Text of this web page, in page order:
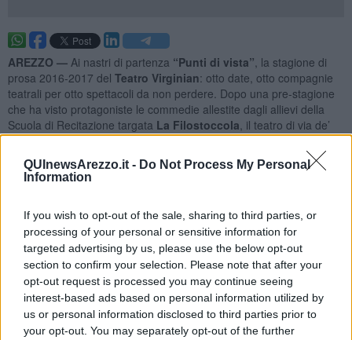
QUInewsArezzo.it - Do Not Process My Personal
Information
If you wish to opt-out of the sale, sharing to third parties, or
processing of your personal or sensitive information for
targeted advertising by us, please use the below opt-out
section to confirm your selection. Please note that after your
opt-out request is processed you may continue seeing
interest-based ads based on personal information utilized by
us or personal information disclosed to third parties prior to
your opt-out. You may separately opt-out of the further
AREZZO — Ai nastri di partenza “Punti di vista” , la stagione di
prosa 2016-2017 del Teatro Virginian: otto date, otto compagnie
teatrali per otto spettacoli da non perdere. Dopo una pre-stagione
che ha visto protagoniste le commedie allestite dagli allievi della
Scuola di Recitazione targata La Filostoccola , il teatro di via de’
Redi 12, riapre ufficialmente i battenti con una nuova proposta
culturale fresca, originale e variegata.
Per il primo appuntamento in calendario,
“Freaks K.”, il curioso spettacolo dell’attore fiorentinoAlessandro
Baldinotti. Prodotta dalla compagnia teatrale AttoDue di Sesto
Fiorentino, la pièce nasce da un libero adattamento di alcuni
racconti di Franz Kafka e si snoda come un vero e proprio viaggio
tra la vita e la produzione letteraria del celebre autore praghese,
permettendo agli spettatori di riscoprirlo in tutta la sua attualità.